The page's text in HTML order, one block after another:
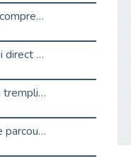
38 vidéos pour comprendre et agir durablement
Le taux d’emploi direct dans la fonction publique dépasse 6 % en 2025
L'alternance : un tremplin vers l'emploi aussi pour les personnes en situation de handicap
Témoignage : Le parcours de Marc, 44 ans